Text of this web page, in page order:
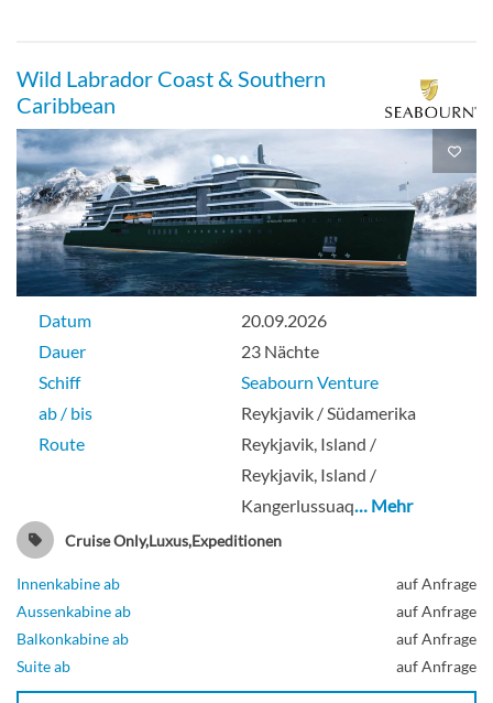
Wild Labrador Coast & Southern
Caribbean
Datum
20.09.2026
Dauer
23 Nächte
Schiff
Seabourn Venture
ab / bis
Reykjavik / Südamerika
Route
Reykjavik, Island /
Reykjavik, Island /
Kangerlussuaq… Mehr
Cruise Only,Luxus,Expeditionen
Innenkabine ab
auf Anfrage
Aussenkabine ab
auf Anfrage
Balkonkabine ab
auf Anfrage
Suite ab
auf Anfrage